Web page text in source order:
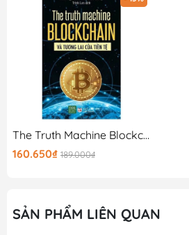
The Truth Machine Blockchain Và Tương Lai Của Tiền Tệ
160.650₫ 189.000₫
SẢN PHẨM LIÊN QUAN